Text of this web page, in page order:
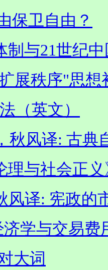
保卫自由？
制与21世纪
展秩序"思想
（英文）
秋风译: 古
理与社会正
风译: 宪政的
学与交易费
大词